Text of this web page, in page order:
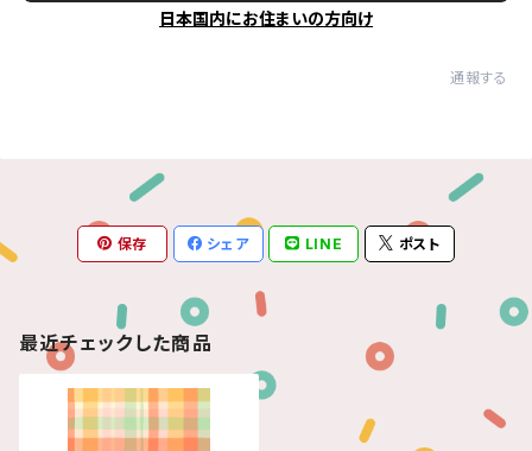
日本国内にお住まいの方向け
通報する
保存 シェア LINE ポスト
最近チェックした商品